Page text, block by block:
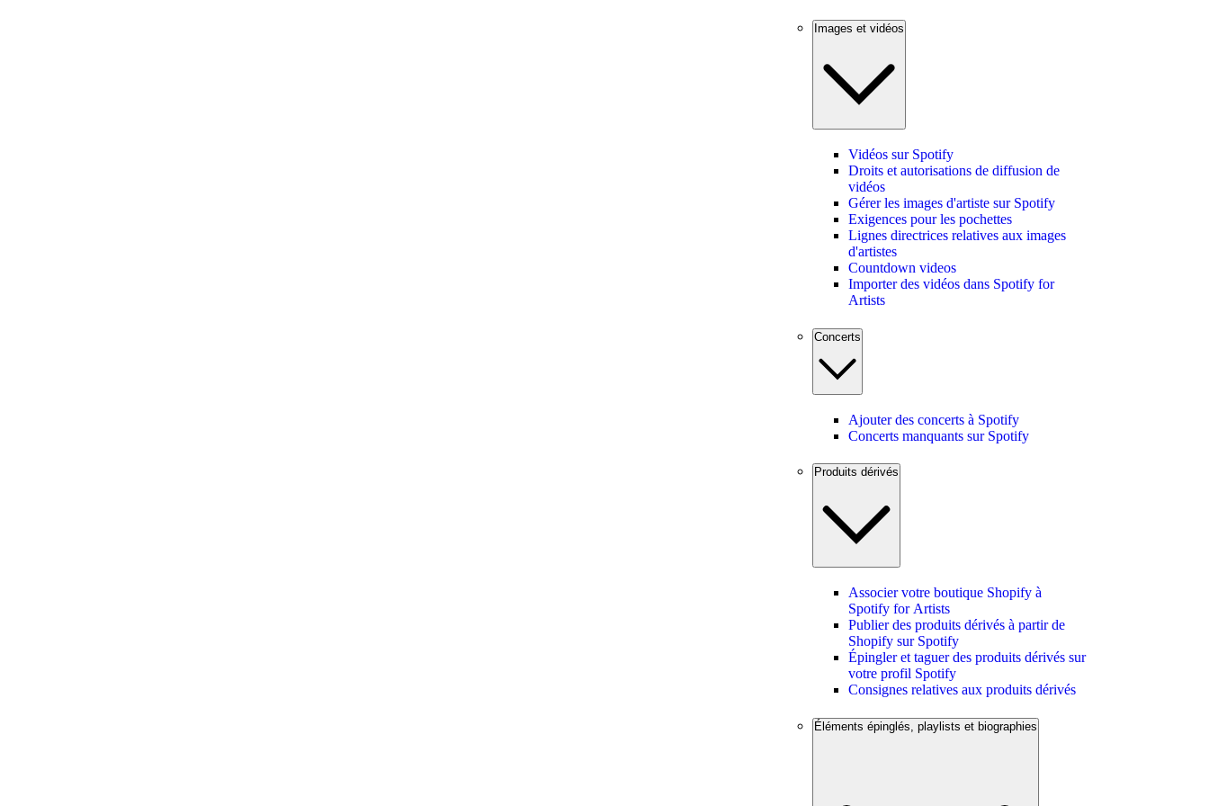
Images et vidéos
Vidéos sur Spotify
Droits et autorisations de diffusion de
vidéos
Gérer les images d'artiste sur Spotify
Exigences pour les pochettes
Lignes directrices relatives aux images
d'artistes
Countdown videos
Importer des vidéos dans Spotify for
Artists
Concerts
Ajouter des concerts à Spotify
Concerts manquants sur Spotify
Produits dérivés
Associer votre boutique Shopify à
Spotify for Artists
Publier des produits dérivés à partir de
Shopify sur Spotify
Épingler et taguer des produits dérivés sur
votre profil Spotify
Consignes relatives aux produits dérivés
Éléments épinglés, playlists et biographies